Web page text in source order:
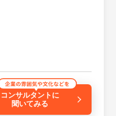
訪問から案件受注
じるニーズを把握し
コンサルタントに
聞いてみる